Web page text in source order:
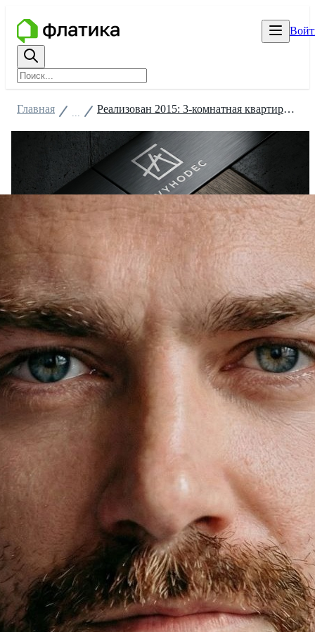
Главная Реализован 2015: 3-комнатная квартира 124 м², Ростов-на-Дону